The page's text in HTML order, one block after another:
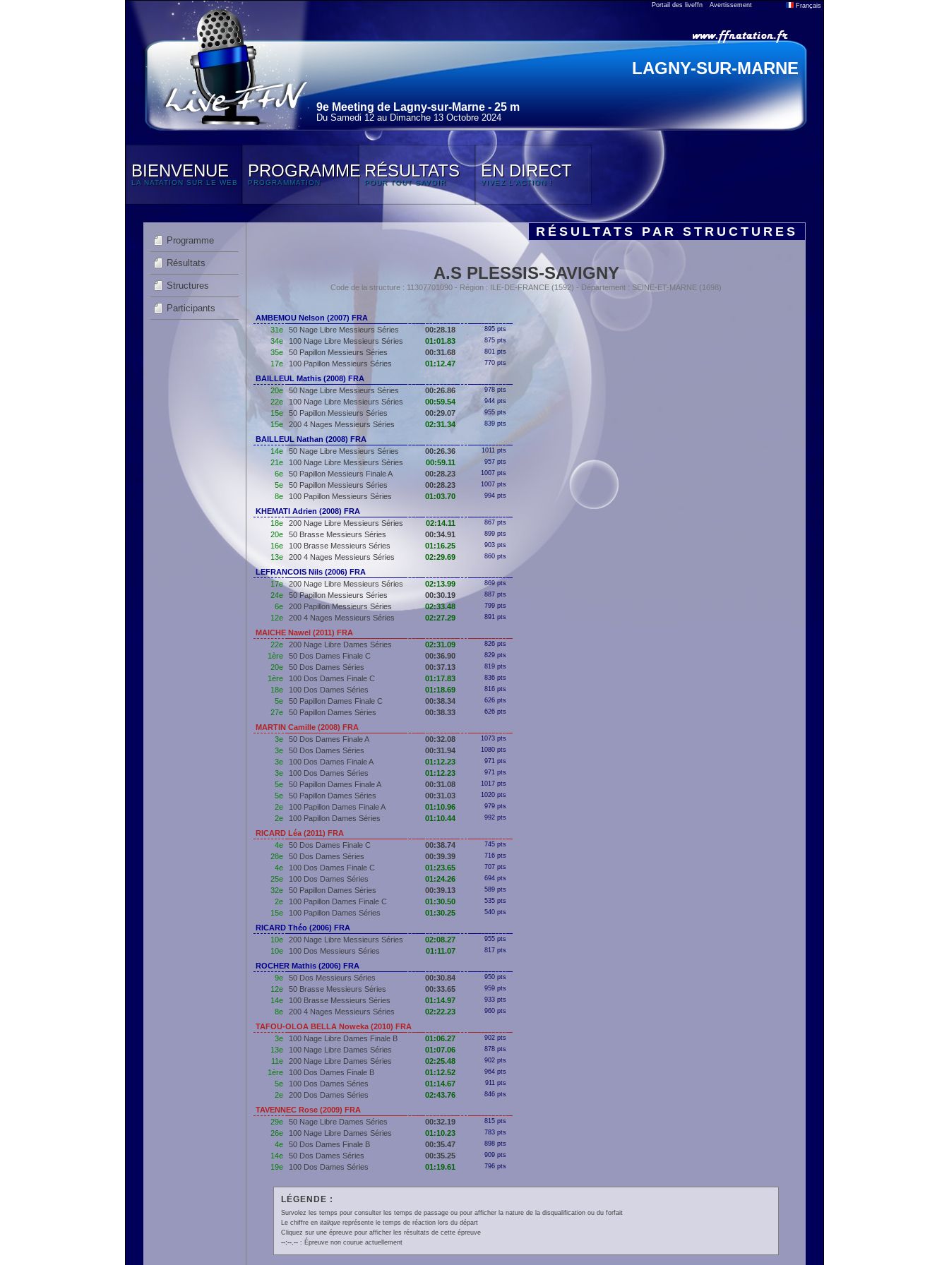
Portail des liveffn Avertissement Français
LAGNY-SUR-MARNE
9e Meeting de Lagny-sur-Marne - 25 m
Du Samedi 12 au Dimanche 13 Octobre 2024
BIENVENUE
LA NATATION SUR LE WEB
PROGRAMME
PROGRAMMATION
RÉSULTATS
POUR TOUT SAVOIR
EN DIRECT
VIVEZ L'ACTION !
Programme
Résultats
Structures
Participants
RÉSULTATS PAR STRUCTURES
A.S PLESSIS-SAVIGNY
Code de la structure : 11307701090 - Région : ILE-DE-FRANCE (1592) - Département : SEINE-ET-MARNE (1698)
AMBEMOU Nelson (2007) FRA
31e
50 Nage Libre Messieurs Séries 00:28.18 895 pts
34e 100 Nage Libre Messieurs Séries 01:01.83 875 pts
35e 50 Papillon Messieurs Séries 00:31.68 801 pts
17e 100 Papillon Messieurs Séries 01:12.47 770 pts
BAILLEUL Mathis (2008) FRA
20e
50 Nage Libre Messieurs Séries 00:26.86 978 pts
22e 100 Nage Libre Messieurs Séries 00:59.54 944 pts
15e 50 Papillon Messieurs Séries 00:29.07 955 pts
15e 200 4 Nages Messieurs Séries 02:31.34 839 pts
BAILLEUL Nathan (2008) FRA
14e
50 Nage Libre Messieurs Séries 00:26.36 1011 pts
21e 100 Nage Libre Messieurs Séries 00:59.11 957 pts
6e 50 Papillon Messieurs Finale A 00:28.23 1007 pts
5e 50 Papillon Messieurs Séries 00:28.23 1007 pts
8e 100 Papillon Messieurs Séries 01:03.70 994 pts
KHEMATI Adrien (2008) FRA
18e
200 Nage Libre Messieurs Séries 02:14.11 867 pts
20e 50 Brasse Messieurs Séries 00:34.91 899 pts
16e 100 Brasse Messieurs Séries 01:16.25 903 pts
13e 200 4 Nages Messieurs Séries 02:29.69 860 pts
LEFRANCOIS Nils (2006) FRA
17e
200 Nage Libre Messieurs Séries 02:13.99 869 pts
24e 50 Papillon Messieurs Séries 00:30.19 887 pts
6e 200 Papillon Messieurs Séries 02:33.48 799 pts
12e 200 4 Nages Messieurs Séries 02:27.29 891 pts
MAICHE Nawel (2011) FRA
22e
200 Nage Libre Dames Séries 02:31.09 826 pts
1ère 50 Dos Dames Finale C 00:36.90 829 pts
20e 50 Dos Dames Séries 00:37.13 819 pts
1ère 100 Dos Dames Finale C 01:17.83 836 pts
18e 100 Dos Dames Séries 01:18.69 816 pts
5e 50 Papillon Dames Finale C 00:38.34 626 pts
27e 50 Papillon Dames Séries 00:38.33 626 pts
MARTIN Camille (2008) FRA
3e
50 Dos Dames Finale A 00:32.08 1073 pts
3e 50 Dos Dames Séries 00:31.94 1080 pts
3e 100 Dos Dames Finale A 01:12.23 971 pts
3e 100 Dos Dames Séries 01:12.23 971 pts
5e 50 Papillon Dames Finale A 00:31.08 1017 pts
5e 50 Papillon Dames Séries 00:31.03 1020 pts
2e 100 Papillon Dames Finale A 01:10.96 979 pts
2e 100 Papillon Dames Séries 01:10.44 992 pts
RICARD Léa (2011) FRA
4e
50 Dos Dames Finale C 00:38.74 745 pts
28e 50 Dos Dames Séries 00:39.39 716 pts
4e 100 Dos Dames Finale C 01:23.65 707 pts
25e 100 Dos Dames Séries 01:24.26 694 pts
32e 50 Papillon Dames Séries 00:39.13 589 pts
2e 100 Papillon Dames Finale C 01:30.50 535 pts
15e 100 Papillon Dames Séries 01:30.25 540 pts
RICARD Théo (2006) FRA
10e
200 Nage Libre Messieurs Séries 02:08.27 955 pts
10e 100 Dos Messieurs Séries 01:11.07 817 pts
ROCHER Mathis (2006) FRA
9e
50 Dos Messieurs Séries 00:30.84 950 pts
12e 50 Brasse Messieurs Séries 00:33.65 959 pts
14e 100 Brasse Messieurs Séries 01:14.97 933 pts
8e 200 4 Nages Messieurs Séries 02:22.23 960 pts
TAFOU-OLOA BELLA Noweka (2010) FRA
3e
100 Nage Libre Dames Finale B 01:06.27 902 pts
13e 100 Nage Libre Dames Séries 01:07.06 878 pts
11e 200 Nage Libre Dames Séries 02:25.48 902 pts
1ère 100 Dos Dames Finale B 01:12.52 964 pts
5e 100 Dos Dames Séries 01:14.67 911 pts
2e 200 Dos Dames Séries 02:43.76 846 pts
TAVENNEC Rose (2009) FRA
29e
50 Nage Libre Dames Séries 00:32.19 815 pts
26e 100 Nage Libre Dames Séries 01:10.23 783 pts
4e 50 Dos Dames Finale B 00:35.47 898 pts
14e 50 Dos Dames Séries 00:35.25 909 pts
19e 100 Dos Dames Séries 01:19.61 796 pts
LÉGENDE :
Survolez les temps pour consulter les temps de passage ou pour afficher la nature de la disqualification ou du forfait
Le chiffre en italiquereprésente le temps de réaction lors du départ
Cliquez sur une épreuve pour afficher les résultats de cette épreuve
--:--.--: Épreuve non courue actuellement